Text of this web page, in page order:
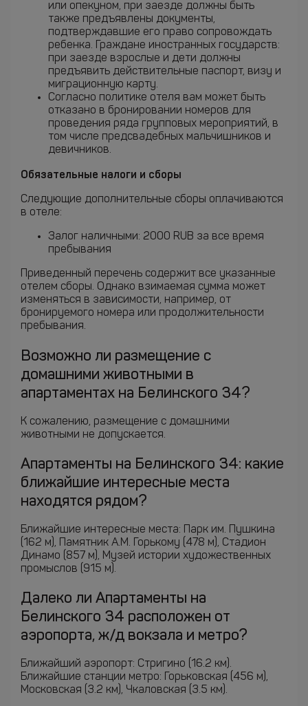
или опекуном, при заезде должны быть
также предъявлены документы,
подтверждавшие его право сопровождать
ребенка. Граждане иностранных государств:
при заезде взрослые и дети должны
предъявить действительные паспорт, визу и
миграционную карту.
Согласно политике отеля вам может быть
отказано в бронировании номеров для
проведения ряда групповых мероприятий, в
том числе предсвадебных мальчишников и
девичников.
Обязательные налоги и сборы
Следующие дополнительные сборы оплачиваются
в отеле:
Залог наличными: 2000 RUB за все время
пребывания
Приведенный перечень содержит все указанные
отелем сборы. Однако взимаемая сумма может
изменяться в зависимости, например, от
бронируемого номера или продолжительности
пребывания.
Возможно ли размещение с
домашними животными в
апартаментах на Белинского 34?
К сожалению, размещение с домашними
животными не допускается.
Апартаменты на Белинского 34: какие
ближайшие интересные места
находятся рядом?
Ближайшие интересные места: Парк им. Пушкина
(162 м), Памятник А.М. Горькому (478 м), Стадион
Динамо (857 м), Музей истории художественных
промыслов (915 м).
Далеко ли Апартаменты на
Белинского 34 расположен от
аэропорта, ж/д вокзала и метро?
Ближайший аэропорт: Стригино (16.2 км).
Ближайшие станции метро: Горьковская (456 м),
Московская (3.2 км), Чкаловская (3.5 км).